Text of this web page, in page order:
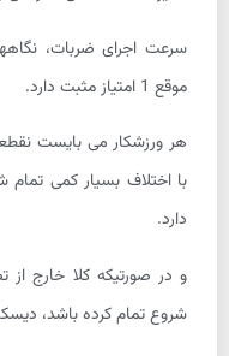
سرعت اجرای ضربات،
موقع 1 امتیاز مثبت دارد.
هر ورزشکار می بایست
دارد.
و در صورتیکه کلا خارج از
شروع تمام کرده باشد،